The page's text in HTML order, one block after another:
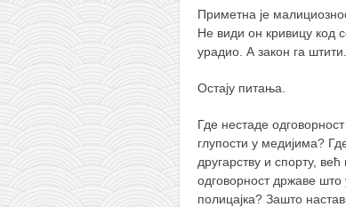
контакт
бесплатна е-књига
термини тренинга
моја прича
моја прича
фотке
контакт
Приметна је
Не види он кривицу код
урадио. А закон га штити.
Остају питања.
Где нестаде
глупости у медијима?
другарству и спорту,
одговорност државе
полицајка? Зашто